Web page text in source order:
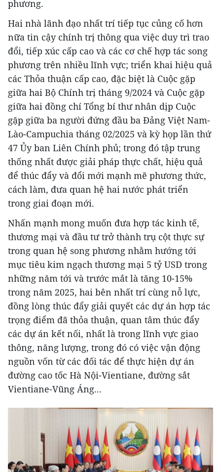
phương.
Hai nhà lãnh đạo nhất trí tiếp tục củng cố hơn
nữa tin cậy chính trị thông qua việc duy trì trao
đổi, tiếp xúc cấp cao và các cơ chế hợp tác song
phương trên nhiều lĩnh vực; triển khai hiệu quả
các Thỏa thuận cấp cao, đặc biệt là Cuộc gặp
giữa hai Bộ Chính trị tháng 9/2024 và Cuộc gặp
giữa hai đồng chí Tổng bí thư nhân dịp Cuộc
gặp giữa ba người đứng đầu ba Đảng Việt Nam-
Lào-Campuchia tháng 02/2025 và kỳ họp lần thứ
47 Ủy ban Liên Chính phủ; trong đó tập trung
thống nhất được giải pháp thực chất, hiệu quả
để thúc đẩy và đổi mới mạnh mẽ phương thức,
cách làm, đưa quan hệ hai nước phát triển
trong giai đoạn mới.
Nhấn mạnh mong muốn đưa hợp tác kinh tế,
thương mại và đầu tư trở thành trụ cột thực sự
trong quan hệ song phương nhằm hướng tới
mục tiêu kim ngạch thương mại 5 tỷ USD trong
những năm tới và trước mắt là tăng 10-15%
trong năm 2025, hai bên nhất trí cùng nỗ lực,
đồng lòng thúc đẩy giải quyết các dự án hợp tác
trọng điểm đã thỏa thuận, quan tâm thúc đẩy
các dự án kết nối, nhất là trong lĩnh vực giao
thông, năng lượng, trong đó có việc vận động
nguồn vốn từ các đối tác để thực hiện dự án
đường cao tốc Hà Nội-Vientiane, đường sắt
Vientiane-Vũng Áng...